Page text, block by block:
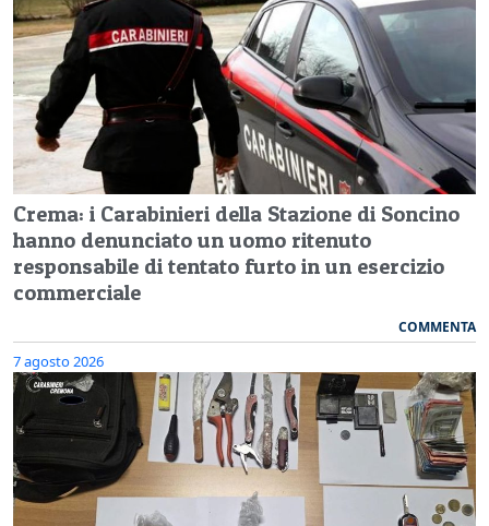
Crema: i Carabinieri della Stazione di Soncino
hanno denunciato un uomo ritenuto
responsabile di tentato furto in un esercizio
commerciale
COMMENTA
7 agosto 2026